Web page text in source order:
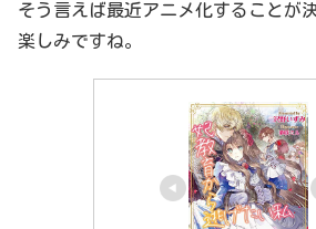
そう言えば最近アニメ化することが
楽しみですね。